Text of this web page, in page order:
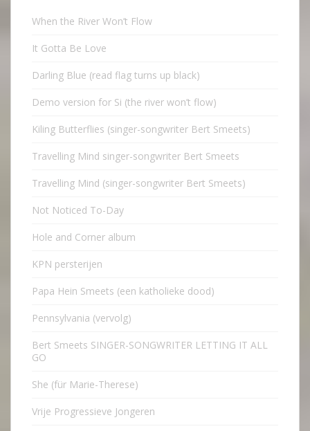
When the River Won’t Flow
It Gotta Be Love
Darling Blue (read flag turns up black)
Demo version for Si (the river won’t flow)
Kiling Butterflies (singer-songwriter Bert Smeets)
Travelling Mind singer-songwriter Bert Smeets
Travelling Mind (singer-songwriter Bert Smeets)
Not Noticed To-Day
Hole and Corner album
KPN persterijen
Papa Hein Smeets (een katholieke dood)
Pennsylvania (vervolg)
Bert Smeets SINGER-SONGWRITER LETTING IT ALL
GO
She (für Marie-Therese)
Vrije Progressieve Jongeren